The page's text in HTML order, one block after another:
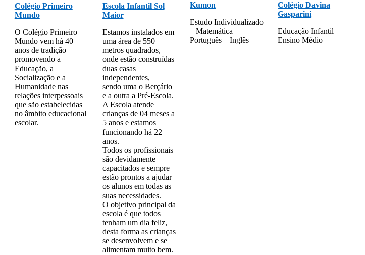
Colégio Primeiro
Mundo
O Colégio Primeiro
Mundo vem há 40
anos de tradição
promovendo a
Educação, a
Socialização e a
Humanidade nas
relações interpessoais
que são estabelecidas
no âmbito educacional
escolar.
Escola Infantil Sol
Maior
Estamos instalados em
uma área de 550
metros quadrados,
onde estão construídas
duas casas
independentes,
sendo uma o Berçário
e a outra a Pré-Escola.
A Escola atende
crianças de 04 meses a
5 anos e estamos
funcionando há 22
anos.
Todos os profissionais
são devidamente
capacitados e sempre
estão prontos a ajudar
os alunos em todas as
suas necessidades.
O objetivo principal da
escola é que todos
tenham um dia feliz,
desta forma as crianças
se desenvolvem e se
alimentam muito bem.
Kumon
Estudo Individualizado
– Matemática –
Português – Inglês
Colégio Davina
Gasparini
Educação Infantil –
Ensino Médio